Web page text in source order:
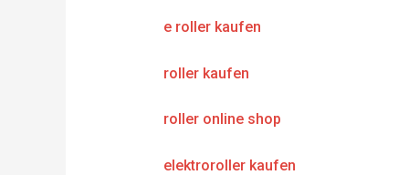
e roller kaufen
roller kaufen
roller online shop
elektroroller kaufen